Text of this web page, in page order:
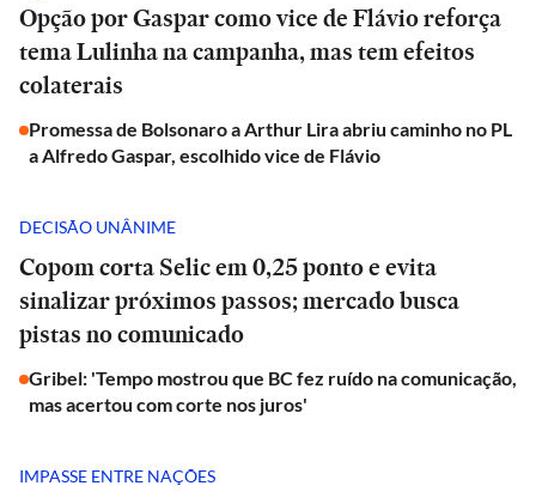
Opção por Gaspar como vice de Flávio reforça
tema Lulinha na campanha, mas tem efeitos
colaterais
Promessa de Bolsonaro a Arthur Lira abriu caminho no PL
a Alfredo Gaspar, escolhido vice de Flávio
DECISÃO UNÂNIME
Copom corta Selic em 0,25 ponto e evita
sinalizar próximos passos; mercado busca
pistas no comunicado
Gribel: 'Tempo mostrou que BC fez ruído na comunicação,
mas acertou com corte nos juros'
IMPASSE ENTRE NAÇÕES